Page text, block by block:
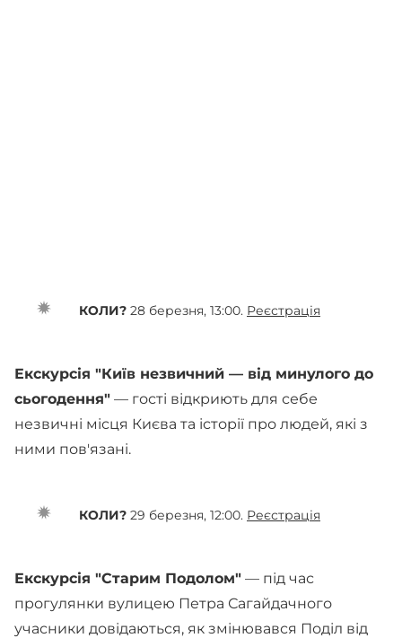
КОЛИ? 28 березня, 13:00. Реєстрація
Екскурсія "Київ незвичний — від минулого до
сьогодення" — гості відкриють для себе
незвичні місця Києва та історії про людей, які з
ними пов'язані.
КОЛИ? 29 березня, 12:00. Реєстрація
Екскурсія "Старим Подолом" — під час
прогулянки вулицею Петра Сагайдачного
учасники довідаються, як змінювався Поділ від